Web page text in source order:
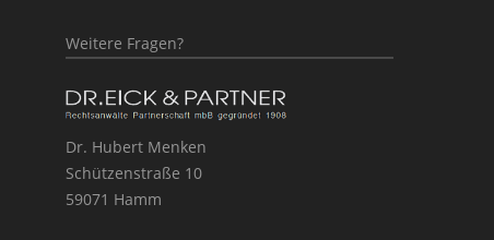
Weitere Fragen?
Dr. Hubert Menken
Schützenstraße 10
59071 Hamm